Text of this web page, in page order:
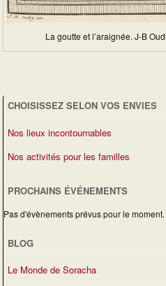
La goutte et l’araignée. J-B
CHOISISSEZ SELON VOS ENVIES
Nos lieux incontournables
Nos activités pour les familles
PROCHAINS ÉVÉNEMENTS
Pas d'évènements prévus pour le moment.
BLOG
Le Monde de Soracha